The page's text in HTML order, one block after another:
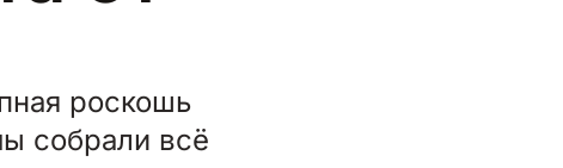
роскошь
собрали всё